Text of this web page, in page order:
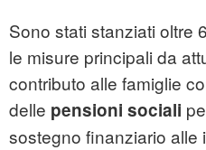
Sono stati stanziati oltre
le misure principali da
contributo alle famiglie
delle pensioni sociali
sostegno finanziario alle